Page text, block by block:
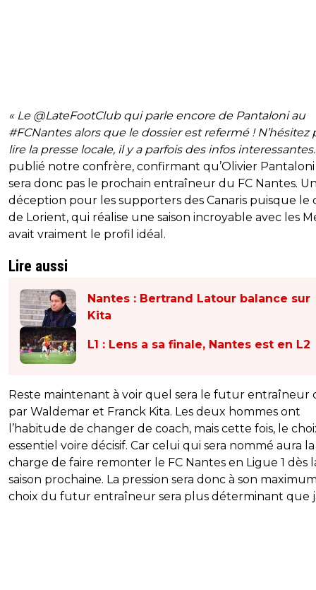
« Le @LateFootClub qui parle encore de Pantaloni au
#FCNantes alors que le dossier est refermé ! N’hésitez
lire la presse locale, il y a parfois des infos
publié notre confrère, confirmant qu’Olivier
sera donc pas le prochain entraîneur du FC Nantes.
déception pour les supporters des Canaris puisque le
de Lorient, qui réalise une saison incroyable avec les
avait vraiment le profil idéal.
Lire aussi
Nantes : Bertrand Latour balance sur
Kita
L1 : Lens a sa finale, Nantes est en L2
Reste maintenant à voir quel sera le futur entraîneur
par Waldemar et Franck Kita. Les deux hommes ont
l’habitude de changer de coach, mais cette fois, le
essentiel voire décisif. Car celui qui sera nommé aura la
charge de faire remonter le FC Nantes en Ligue 1 dès
saison prochaine. La pression sera donc à son
choix du futur entraîneur sera plus déterminant que